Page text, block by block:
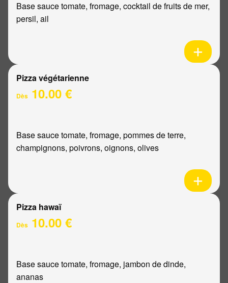
Base sauce tomate, fromage, cocktail de fruits de mer,
persil, ail
Pizza végétarienne
Dès 10.00 €
Base sauce tomate, fromage, pommes de terre,
champignons, poivrons, oignons, olives
Pizza hawaï
Dès 10.00 €
Base sauce tomate, fromage, jambon de dinde,
ananas